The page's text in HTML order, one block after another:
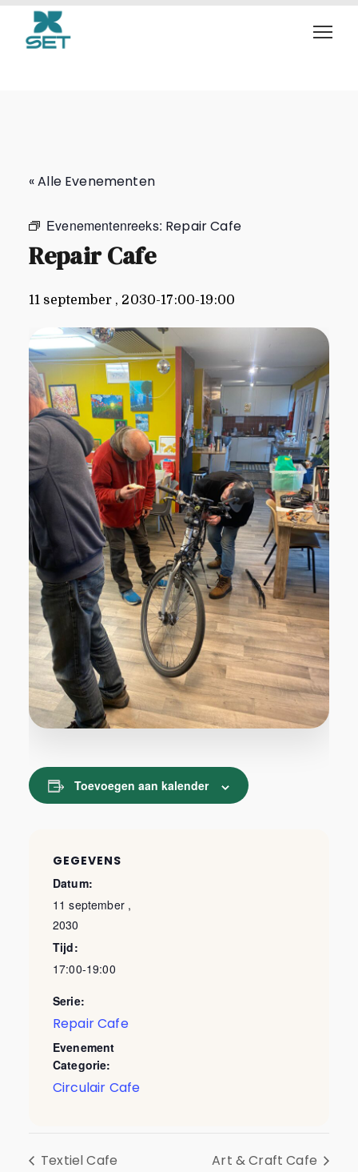
Repair Cafe
« Alle Evenementen
Evenementenreeks: Repair Cafe
Repair Cafe
11 september , 2030-17:00-19:00
Toevoegen aan kalender
GEGEVENS
Datum:
11 september ,
2030
Tijd:
17:00-19:00
Serie:
Repair Cafe
Evenement
Categorie:
Circulair Cafe
Textiel Cafe Art & Craft Cafe